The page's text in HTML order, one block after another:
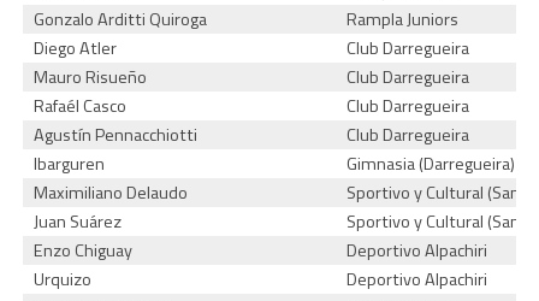
Gonzalo Arditti Quiroga
Rampla Juniors
Diego Atler
Club Darregueira
Mauro Risueño
Club Darregueira
Rafaél Casco
Club Darregueira
Agustín Pennacchiotti
Club Darregueira
Ibarguren
Gimnasia (Darregueira)
Maximiliano Delaudo
Sportivo y Cultural (San
Juan Suárez
Sportivo y Cultural (San
Enzo Chiguay
Deportivo Alpachiri
Urquizo
Deportivo Alpachiri